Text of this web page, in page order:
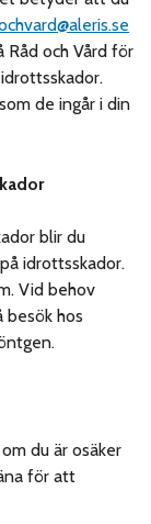
Råd och Vård för
de ingår i din
blir du
idrottsskador.
Vid behov
besök hos
du är osäker
för att